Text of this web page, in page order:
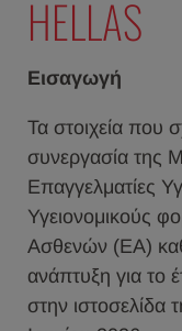
HELLAS
Εισαγωγή
Τα στοιχεία που
συνεργασία της
Επαγγελματίες
Υγειονομικούς
Ασθενών (ΕΑ)
ανάπτυξη για το
στην